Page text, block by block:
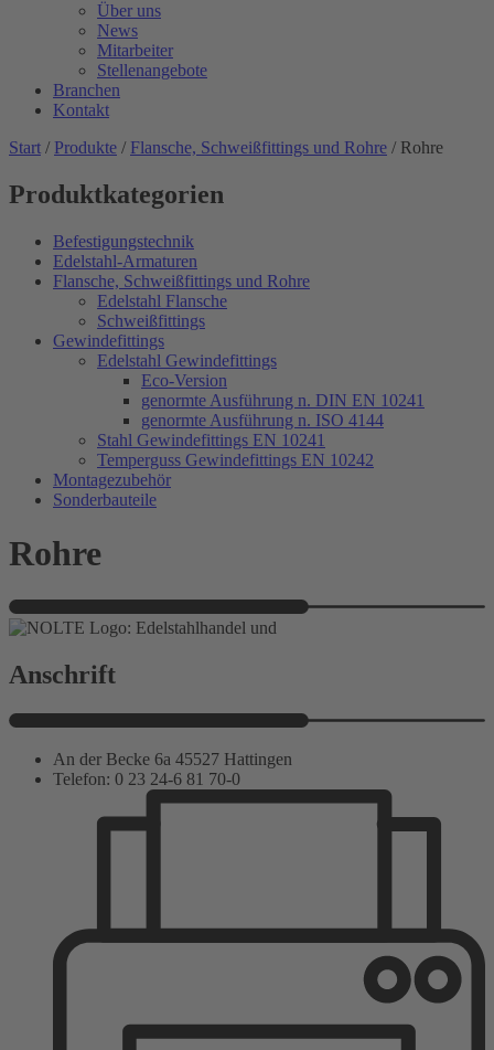
Über uns
News
Mitarbeiter
Stellenangebote
Branchen
Kontakt
Start / Produkte / Flansche, Schweißfittings und Rohre / Rohre
Produktkategorien
Befestigungstechnik
Edelstahl-Armaturen
Flansche, Schweißfittings und Rohre
Edelstahl Flansche
Schweißfittings
Gewindefittings
Edelstahl Gewindefittings
Eco-Version
genormte Ausführung n. DIN EN 10241
genormte Ausführung n. ISO 4144
Stahl Gewindefittings EN 10241
Temperguss Gewindefittings EN 10242
Montagezubehör
Sonderbauteile
Rohre
Anschrift
An der Becke 6a 45527 Hattingen
Telefon: 0 23 24-6 81 70-0